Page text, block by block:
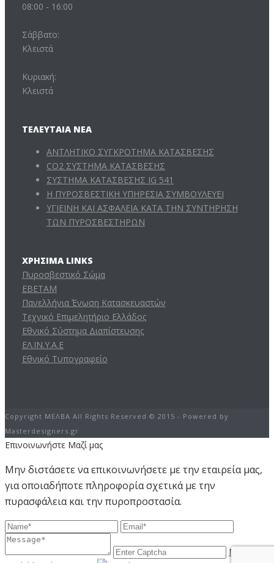
08:00 - 16:00
Σάββατο:
Κλειστά
Κυριακή:
Κλειστά
ΤΕΛΕΥΤΑΊΑ ΝΈΑ
ΑΝΤΛΗΤΙΚΟ ΣΥΓΚΡΟΤΗΜΑ ΚΑΤΑΣΒΕΣΗΣ
CO2 ΣΥΣΤΗΜΑ ΚΑΤΑΣΒΕΣΗΣ
ΣΥΣΤΗΜΑ ΚΑΤΑΣΒΕΣΗΣ IG 541
Η ΠΥΡΟΣΒΕΣΤΙΚΗ ΥΠΗΡΕΣΙΑ ΣΥΜΒΟΥΛΕΥΕΙ
ΥΓΙΕΙΝΗ ΚΑΙ ΑΣΦΑΛΕΙΑ ΚΑΤΑ ΤΗΝ ΣΥΝΤΗΡΗΣΗ
ΤΩΝ ΠΥΡΟΣΒΕΣΤΗΡΩΝ
ΧΡΉΣΙΜΑ LINKS
Πυροσβεστικό Σώμα
ΕΒΕΤΑΜ
Πανελλήνια Ένωση Κατασκευαστών
Τεχνικό Επιμελητήριο Ελλάδος
Εθνικό Σύστημα Διαπίστευσης
ΕΛ.ΙΝ.Υ.Α.Ε
Εθνικό Τυπογραφείο
Copyright ΜΕΛΒΑ All Rights Reserved © 2015 - Powered by
Masterdesigners.gr
Επινοινωνήστε Μαζί μας
Μην διστάσετε να επικοινωνήσετε με την εταιρεία μας,
για οποιαδήποτε πληροφορία σχετικά με την
πυρασφάλεια και την πυροπροστασία.
Not